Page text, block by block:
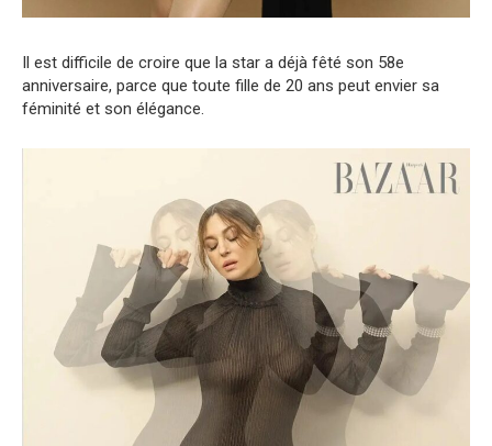
Il est difficile de croire que la star a déjà fêté son 58e
anniversaire, parce que toute fille de 20 ans peut envier sa
féminité et son élégance.